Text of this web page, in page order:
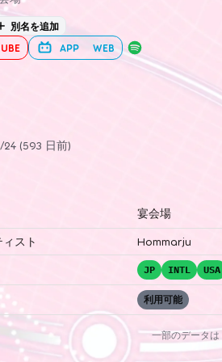
別名を追加
APP WEB
(593 日前)
宴会場
スト Hommarju
JP INTL USA
利用可能
一部のデータは